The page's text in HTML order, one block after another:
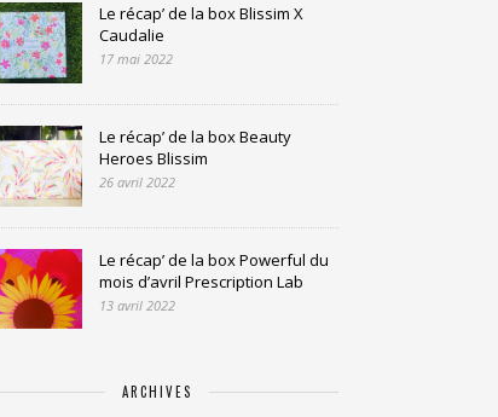
Le récap’ de la box Blissim X
Caudalie
17 mai 2022
Le récap’ de la box Beauty
Heroes Blissim
26 avril 2022
Le récap’ de la box Powerful du
mois d’avril Prescription Lab
13 avril 2022
ARCHIVES